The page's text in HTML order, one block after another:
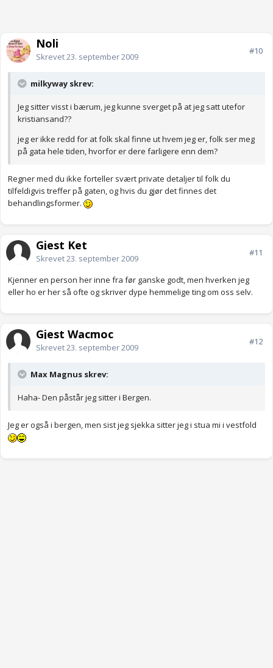
Noli
Skrevet23. september 2009
#10
milkyway skrev:
Jeg sitter visst i bærum, jeg kunne sverget på at jeg satt utefor
kristiansand??
jeg er ikke redd for at folk skal finne ut hvem jeg er, folk ser meg
på gata hele tiden, hvorfor er dere farligere enn dem?
Regner med du ikke forteller svært private detaljer til folk du
tilfeldigvis treffer på gaten, og hvis du gjør det finnes det
behandlingsformer.
Gjest Ket
Skrevet23. september 2009
#11
Kjenner en person her inne fra før ganske godt, men hverken jeg
eller ho er her så ofte og skriver dype hemmelige ting om oss selv.
Gjest Wacmoc
Skrevet23. september 2009
#12
Max Magnus skrev:
Haha- Den påstår jeg sitter i Bergen.
Jeg er også i bergen, men sist jeg sjekka sitter jeg i stua mi i vestfold